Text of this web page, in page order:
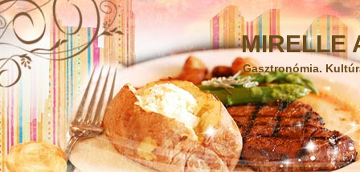
MIRELLE
Gasztronómia.